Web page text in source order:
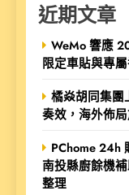
近期文章
WeMo 響應
限定車貼與專
橘焱胡同集團
奏效，海外佈
PChome 24h
南投縣廚餘機
整理